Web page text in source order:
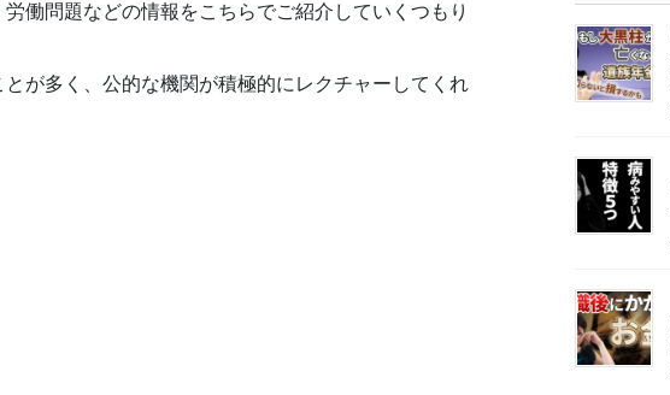
働問題などの情報をこちらでご紹介していくつもり
が多く、公的な機関が積極的にレクチャーしてくれ